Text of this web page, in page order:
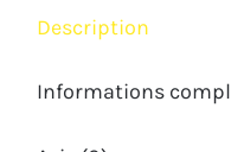
2024
Description
Informations